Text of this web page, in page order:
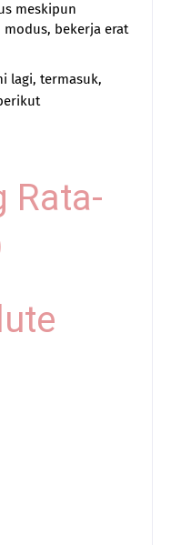
meskipun
modus, bekerja erat
lagi, termasuk,
Rata-